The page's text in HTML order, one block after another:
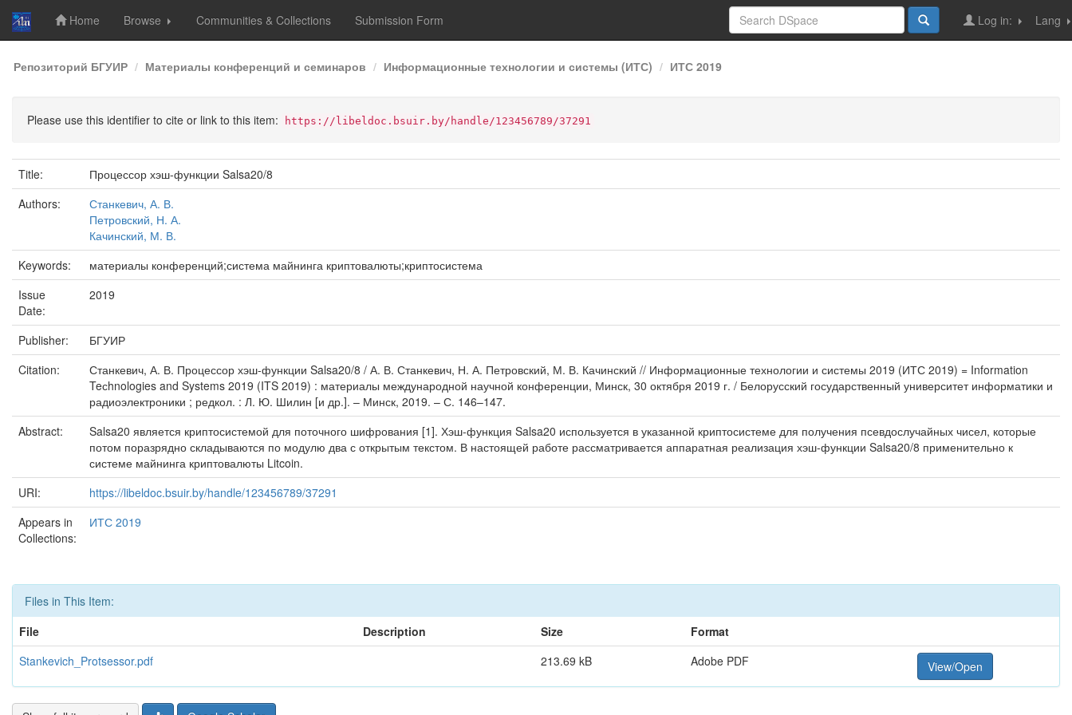
Skip
navigation
Home Browse Communities & Collections Submission Form Lang
Log in:
Репозиторий БГУИР Материалы конференций и семинаров Информационные технологии и системы (ИТС) ИТС 2019
Please use this identifier to cite or link to this item: https://libeldoc.bsuir.by/handle/123456789/37291
Title:
Процессор хэш-функции Salsa20/8
Authors:
Станкевич, А. В.
Петровский, Н. А.
Качинский, М. В.
Keywords:
материалы конференций;система майнинга криптовалюты;криптосистема
Issue
Date:
2019
Publisher:
БГУИР
Citation:
Станкевич, А. В. Процессор хэш-функции Salsa20/8 / А. В. Станкевич, Н. А. Петровский, М. В. Качинский // Информационные технологии и системы 2019 (ИТС 2019) = Information
Teсhnologies and Systems 2019 (ITS 2019) : материалы международной научной конференции, Минск, 30 октября 2019 г. / Белорусский государственный университет информатики и
радиоэлектроники ; редкол. : Л. Ю. Шилин [и др.]. – Минск, 2019. – С. 146–147.
Abstract:
Salsa20 является криптосистемой для поточного шифрования [1]. Хэш-функция Salsa20 используется в указанной криптосистеме для получения псевдослучайных чисел, которые
потом поразрядно складываются по модулю два с открытым текстом. В настоящей работе рассматривается аппаратная реализация хэш-функции Salsa20/8 применительно к
системе майнинга криптовалюты Litcoin.
URI:
https://libeldoc.bsuir.by/handle/123456789/37291
Appears in
Collections:
ИТС 2019
Files in This Item:
File
Description Size
Format
Stankevich_Protsessor.pdf
213.69 kB Adobe PDF View/Open